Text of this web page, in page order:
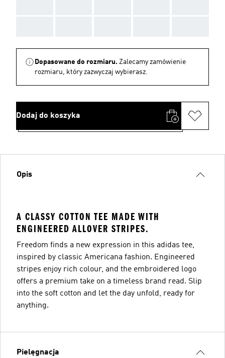
Dopasowane do rozmiaru. Zalecamy zamówienie
rozmiaru, który zazwyczaj wybierasz.
Dodaj do koszyka
Opis
A CLASSY COTTON TEE MADE WITH
ENGINEERED ALLOVER STRIPES.
Freedom finds a new expression in this adidas tee,
inspired by classic Americana fashion. Engineered
stripes enjoy rich colour, and the embroidered logo
offers a premium take on a timeless brand read. Slip
into the soft cotton and let the day unfold, ready for
anything.
Pielęgnacja